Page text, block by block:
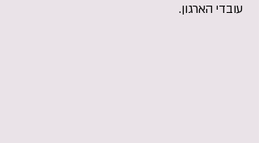
עובדי הארגון.